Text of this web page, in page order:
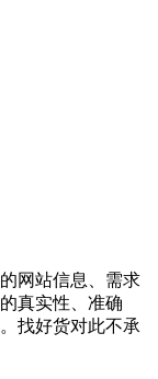
网站信息、需求
真实性、准确
找好货对此不承